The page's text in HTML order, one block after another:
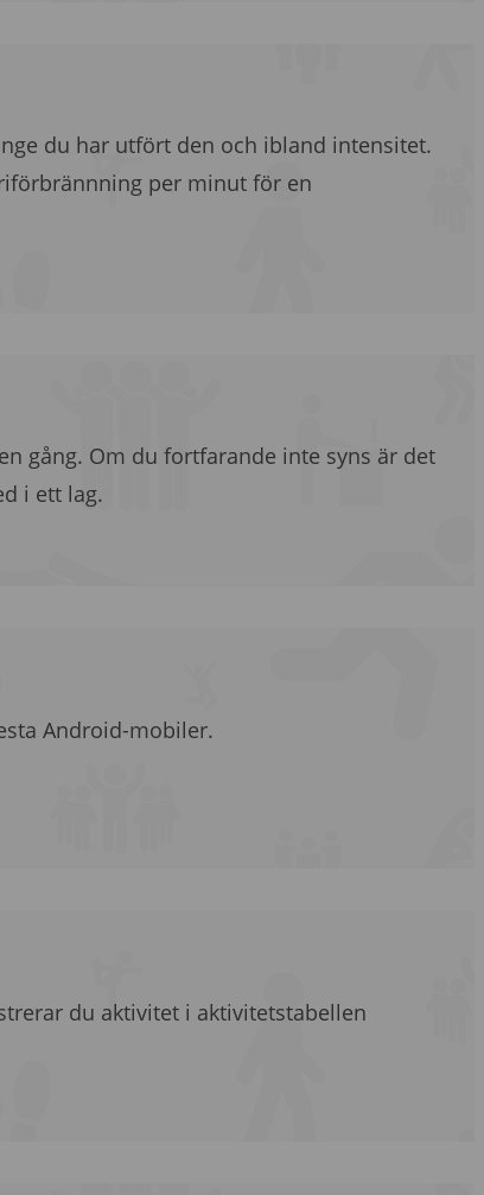
du har utfört den och ibland intensitet.
per minut för en
gång. Om du fortfarande inte syns är det
i ett lag.
Android-mobiler.
du aktivitet i aktivitetstabellen